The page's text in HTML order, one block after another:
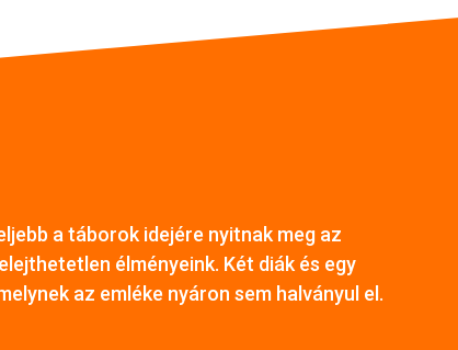
a táborok idejére nyitnak meg az
élményeink. Két diák és egy
az emléke nyáron sem halványul el.